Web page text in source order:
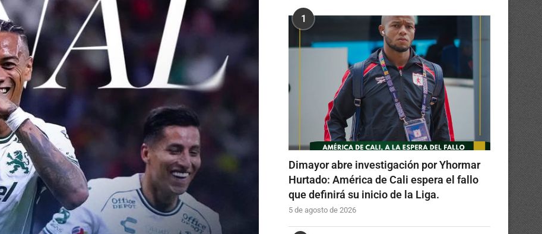
1
Dimayor abre investigación por Yhormar
Hurtado: América de Cali espera el fallo
que definirá su inicio de la Liga.
5 de agosto de 2026